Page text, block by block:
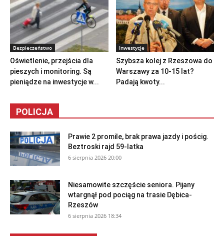
Bezpieczeństwo
Oświetlenie, przejścia dla
pieszych i monitoring. Są
pieniądze na inwestycje w...
Inwestycje
Szybsza kolej z Rzeszowa do
Warszawy za 10-15 lat?
Padają kwoty...
POLICJA
Prawie 2 promile, brak prawa jazdy i pościg.
Beztroski rajd 59-latka
6 sierpnia 2026 20:00
Niesamowite szczęście seniora. Pijany
wtargnął pod pociąg na trasie Dębica-
Rzeszów
6 sierpnia 2026 18:34